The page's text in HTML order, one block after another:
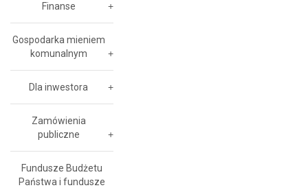
Finanse
Gospodarka mieniem
komunalnym
Dla inwestora
Zamówienia
publiczne
Fundusze Budżetu
Państwa i fundusze